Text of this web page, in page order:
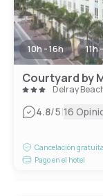
10h - 16h 11h
Courtyard by
Delray
4.8/5|16
Cancelación gratuita
Pago en el hotel